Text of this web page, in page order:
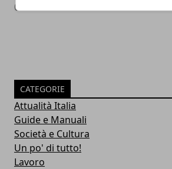
09/03/2023
CATEGORIE
Attualità Italia
Guide e Manuali
Società e Cultura
Un po' di tutto!
Lavoro